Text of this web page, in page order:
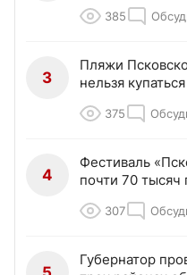
385
3
Пляжи
нельзя купаться
375
4
Фестиваль
почти 70 тысяч
307
Губернатор